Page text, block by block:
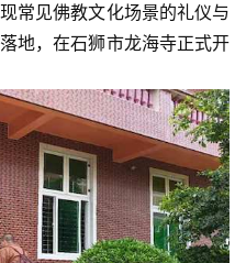
常见佛教文化场景的礼仪与
地，在石狮市龙海寺正式开